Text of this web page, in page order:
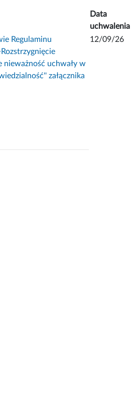
Data
uchwalenia
Regulaminu
nieważność uchwały w
załącznika
12/09/26